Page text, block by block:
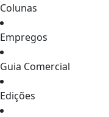
Colunas
Empregos
Guia Comercial
Edições